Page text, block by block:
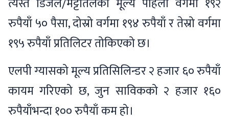
रुपैयाँ ५० पैसा, दोस्रो वर्गमा १९४ रुपैयाँ र तेस्रो वर्गमा
१९५ रुपैयाँ प्रतिलिटर तोकिएको छ।
एलपी ग्यासको मूल्य प्रतिसिलिन्डर २ हजार ६० रुपैयाँ
कायम गरिएको छ, जुन साविकको २ हजार १६०
रुपैयाँभन्दा १०० रुपैयाँ कम हो।